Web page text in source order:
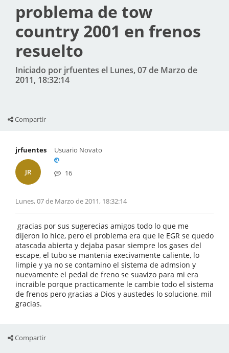
problema de tow
country 2001 en frenos
resuelto
Iniciado por jrfuentes el Lunes, 07 de Marzo de
2011, 18:32:14
Compartir
jrfuentes
JR
Usuario Novato
16
Lunes, 07 de Marzo de 2011, 18:32:14
gracias por sus sugerecias amigos todo lo que me
dijeron lo hice, pero el problema era que le EGR se quedo
atascada abierta y dejaba pasar siempre los gases del
escape, el tubo se mantenia execivamente caliente, lo
limpie y ya no se contamino el sistema de admsion y
nuevamente el pedal de freno se suavizo para mi era
incraible porque practicamente le cambie todo el sistema
de frenos pero gracias a Dios y austedes lo solucione, mil
gracias.
Compartir